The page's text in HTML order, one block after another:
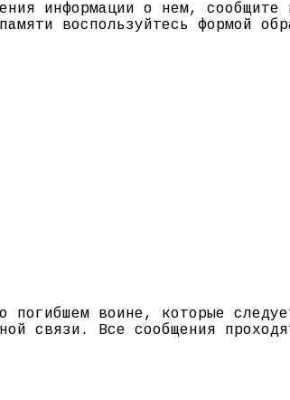
информации о нем, сообщите
воспользуйтесь формой
воине, которые
связи. Все сообщения